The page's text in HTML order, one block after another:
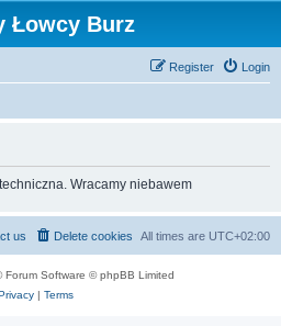
Łowcy Burz
Login
Register
Wracamy niebawem
All times are UTC+02:00
Delete cookies
us
Forum Software © phpBB Limited
| Terms